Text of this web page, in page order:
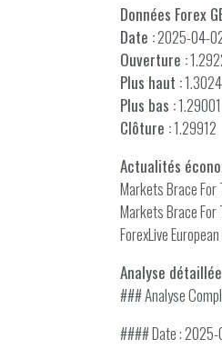
Données Forex
Date :2025-04-
Ouverture :
Plus haut :
Plus bas :1.29001
Clôture :1.29912
Actualités
Markets Brace For
Markets Brace For
ForexLive
Analyse
### Analyse
#### Date :